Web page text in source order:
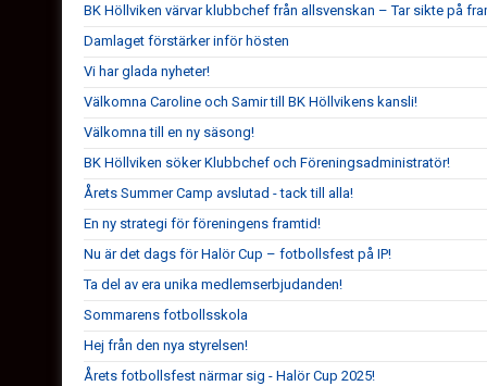
BK Höllviken värvar klubbchef från allsvenskan – Tar sikte på
Damlaget förstärker inför hösten
Vi har glada nyheter!
Välkomna Caroline och Samir till BK Höllvikens kansli!
Välkomna till en ny säsong!
BK Höllviken söker Klubbchef och Föreningsadministratör!
Årets Summer Camp avslutad - tack till alla!
En ny strategi för föreningens framtid!
Nu är det dags för Halör Cup – fotbollsfest på IP!
Ta del av era unika medlemserbjudanden!
Sommarens fotbollsskola
Hej från den nya styrelsen!
Årets fotbollsfest närmar sig - Halör Cup 2025!